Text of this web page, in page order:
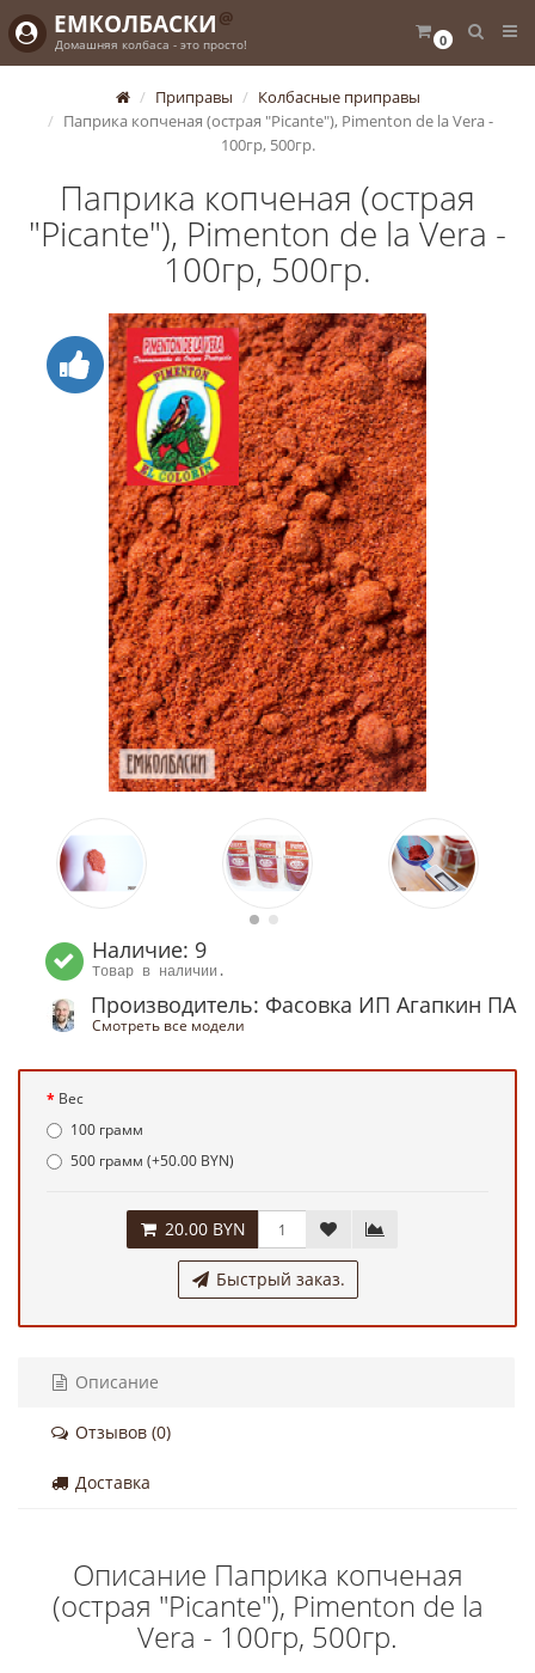
0
ЕМКОЛБАСКИ @
Домашняя колбаса - это просто!
Приправы
Колбасные приправы
Паприка копченая (острая "Рicante"), Pimenton de la Vera -
100гр, 500гр.
Паприка копченая (острая
"Рicante"), Pimenton de la Vera -
100гр, 500гр.
Наличие: 9
Товар в наличии.
Производитель: Фасовка ИП Агапкин ПА
Смотреть все модели
Вес
100 грамм
500 грамм (+50.00 BYN)
20.00 BYN
Быстрый заказ.
Описание
Отзывов (0)
Доставка
Описание Паприка копченая
(острая "Рicante"), Pimenton de la
Vera - 100гр, 500гр.